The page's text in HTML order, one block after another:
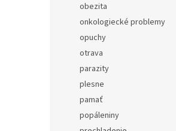
obezita
onkologiecké problemy
opuchy
otrava
parazity
plesne
pamať
popáleniny